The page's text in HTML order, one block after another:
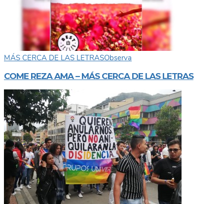
MÁS CERCA DE LAS LETRASObserva
COME REZA AMA – MÁS CERCA DE LAS LETRAS